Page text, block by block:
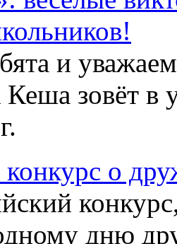
и
зовёт в
о
дню